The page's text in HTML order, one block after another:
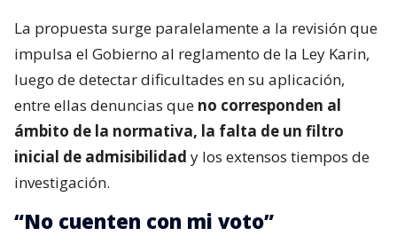
La propuesta surge paralelamente a la revisión que
impulsa el Gobierno al reglamento de la Ley Karin,
luego de detectar dificultades en su aplicación,
entre ellas denuncias que no corresponden al
ámbito de la normativa, la falta de un filtro
inicial de admisibilidad y los extensos tiempos de
investigación.
“No cuenten con mi voto”